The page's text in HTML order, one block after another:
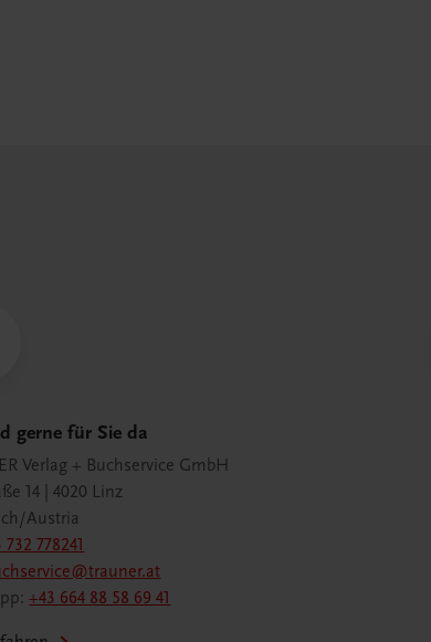
gerne für Sie da
Verlag + Buchservice GmbH
14 | 4020 Linz
Austria
732 778241
+43 664 88 58 69 41